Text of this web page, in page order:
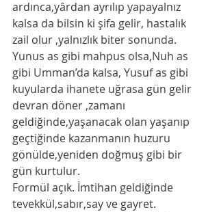
ardınca,yârdan ayrılıp yapayalnız
kalsa da bilsin ki şifa gelir, hastalık
zail olur ,yalnızlık biter sonunda.
Yunus as gibi mahpus olsa,Nuh as
gibi Umman’da kalsa, Yusuf as gibi
kuyularda ihanete uğrasa gün gelir
devran döner ,zamanı
geldiğinde,yaşanacak olan yaşanıp
geçtiğinde kazanmanın huzuru
gönülde,yeniden doğmuş gibi bir
gün kurtulur.
Formül açık. İmtihan geldiğinde
tevekkül,sabır,say ve gayret.